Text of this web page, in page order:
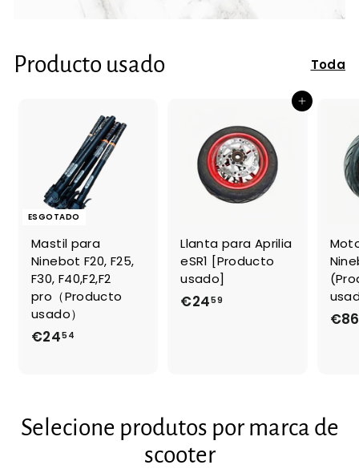
Producto usado Toda
ESGOTADO
Mastil para
Ninebot F20, F25,
F30, F40,F2,F2
pro（Producto
usado）
€2454
5
4
Adicionar ao Carrinho de Compras
Llanta para Aprilia
eSR1 [Producto
usado]
€2459
€86
Selecione produtos por marca de
scooter